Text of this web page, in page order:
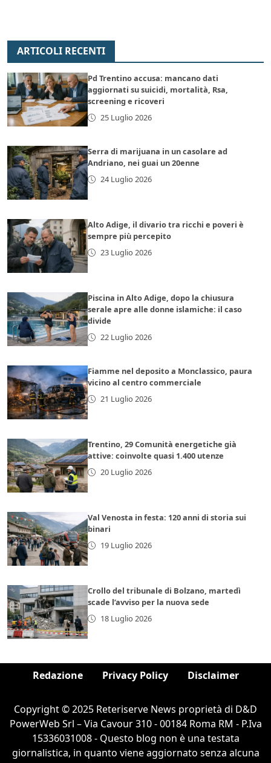
ARTICOLI RECENTI
Pd Trentino accusa: mancano dati
aggiornati su suicidi, mortalità, Rsa,
screening e ricoveri
25 Luglio 2026
Serra di marijuana in un casolare ad
Andriano, nei guai un 20enne
24 Luglio 2026
Alto Adige, il divario tra ricchi e poveri è
sempre più percepito
23 Luglio 2026
Piscina in Alto Adige, dopo la chiusura
serale apre alle donne islamiche: il caso
divide
22 Luglio 2026
Fiamme nel deposito a Monclassico, paura
vicino al centro commerciale
21 Luglio 2026
Trentino, 29 Comunità energetiche già
attive: coinvolte quasi 1.400 utenze
20 Luglio 2026
Val Venosta in festa: 120 anni di storia sui
binari
19 Luglio 2026
Crollo del tribunale di Bolzano, martedì
scade l’avviso per la nuova sede
18 Luglio 2026
Redazione Privacy Policy Disclaimer
Copyright © 2025 Reteriserve News proprietà di D&D
PowerWeb Srl – Via Cavour 310 - 00184 Roma RM - P.Iva
15336031008 - Questo blog non è una testata
giornalistica, in quanto viene aggiornato senza alcuna